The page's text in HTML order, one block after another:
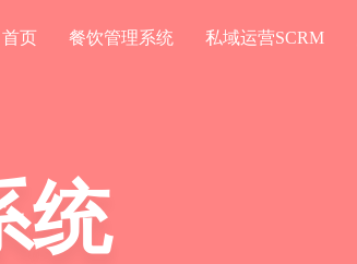
首页 餐饮管理系统 私域运营SCRM
统